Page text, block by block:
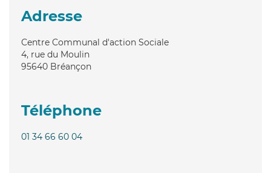
Adresse
Centre Communal d'action Sociale
4, rue du Moulin
95640 Bréançon
Téléphone
01 34 66 60 04